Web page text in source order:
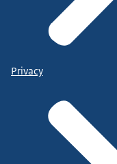
Privacy